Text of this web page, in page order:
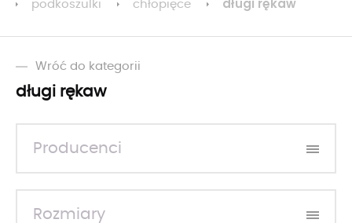
podkoszulki chłopięce długi rękaw
Wróć do kategorii
długi rękaw
Producenci
Rozmiary